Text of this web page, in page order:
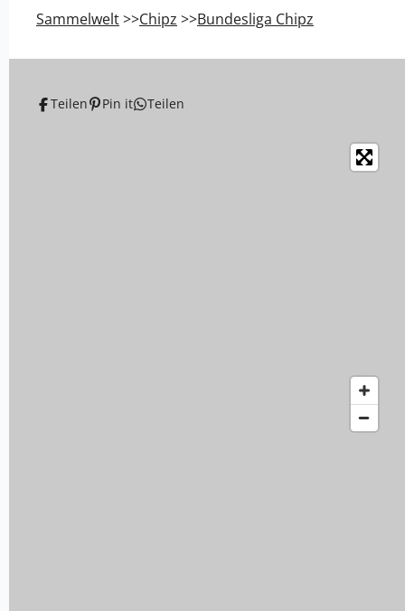
Sammelwelt>>Chipz >>Bundesliga Chipz
Teilen Pin it Teilen